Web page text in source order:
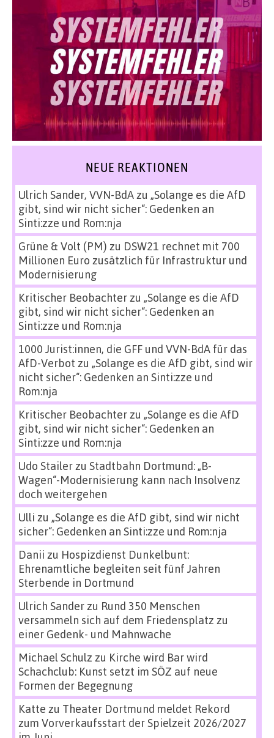
NEUE REAKTIONEN
Ulrich Sander, VVN-BdAzu „Solange es die AfD
gibt, sind wir nicht sicher“: Gedenken an
Sinti:zze und Rom:nja
Grüne & Volt (PM) zu DSW21 rechnet mit 700
Millionen Euro zusätzlich für Infrastruktur und
Modernisierung
Kritischer Beobachterzu „Solange es die AfD
gibt, sind wir nicht sicher“: Gedenken an
Sinti:zze und Rom:nja
1000 Jurist:innen, die GFF und VVN-BdA für das
AfD-Verbot zu „Solange es die AfD gibt, sind wir
nicht sicher“: Gedenken an Sinti:zze und
Rom:nja
Kritischer Beobachterzu „Solange es die AfD
gibt, sind wir nicht sicher“: Gedenken an
Sinti:zze und Rom:nja
Udo Stailerzu Stadtbahn Dortmund: „B-
Wagen“-Modernisierung kann nach Insolvenz
doch weitergehen
Ulli zu „Solange es die AfD gibt, sind wir nicht
sicher“: Gedenken an Sinti:zze und Rom:nja
Danii zu Hospizdienst Dunkelbunt:
Ehrenamtliche begleiten seit fünf Jahren
Sterbende in Dortmund
Ulrich Sanderzu Rund 350 Menschen
versammeln sich auf dem Friedensplatz zu
einer Gedenk- und Mahnwache
Michael Schulz zu Kirche wird Bar wird
Schachclub: Kunst setzt im SÖZ auf neue
Formen der Begegnung
Katte zu Theater Dortmund meldet Rekord
zum Vorverkaufsstart der Spielzeit 2026/2027